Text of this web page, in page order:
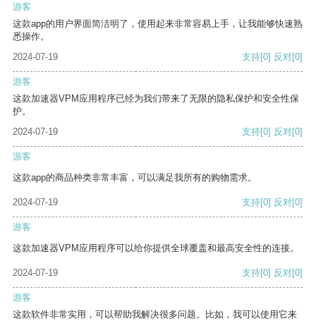
游客
这款app的用户界面简洁明了，使用起来非常容易上手，让我能够快速熟
悉操作。
2024-07-19
支持[0] 反对[0]
游客
这款加速器VPM应用程序已经为我们带来了无限的隐私保护和安全性保
护。
2024-07-19
支持[0] 反对[0]
游客
这款app的商品种类非常丰富，可以满足我所有的购物需求。
2024-07-19 支持[0] 反对[0]
游客
这款加速器VPM应用程序可以给你提供全球覆盖和最高安全性的连接。
2024-07-19 支持[0] 反对[0]
游客
这款软件非常实用，可以帮助我解决很多问题。比如，我可以使用它来